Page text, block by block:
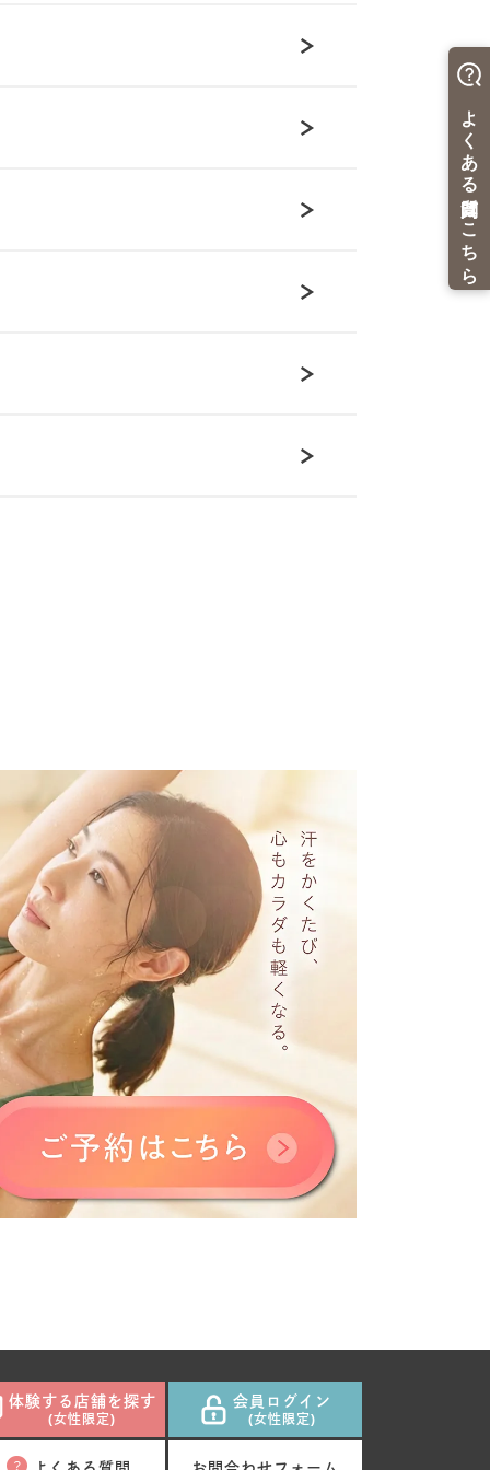
体験する店舗を探す
(女性限定)
会員ログイン
(女性限定)